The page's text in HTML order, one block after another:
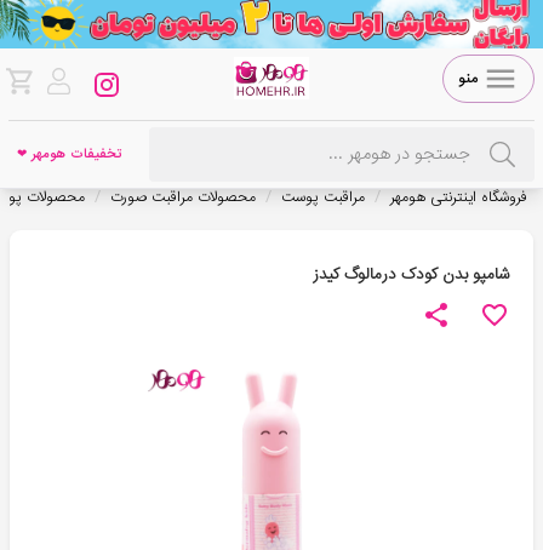
منو
تخفیفات هومهر ❤
فروشگاه اینترنتی هومهر / مراقبت پوست / محصولات مراقبت صورت / محصولات
شامپو بدن کودک درمالوگ کیدز